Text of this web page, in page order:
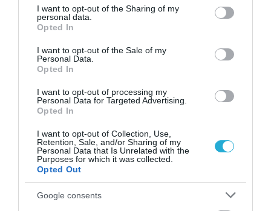
not limited to your visit or usage behaviour. You may click to
grant or deny consent to Google and its third-party tags to
use your data for below specified purposes in below Google
consent section.
I want to opt-out of the Sharing of my
personal data.
Opted In
I want to opt-out of the Sale of my
Personal Data.
Opted In
I want to opt-out of processing my
Personal Data for Targeted Advertising.
Opted In
I want to opt-out of Collection, Use,
Retention, Sale, and/or Sharing of my
Personal Data that Is Unrelated with the
Purposes for which it was collected.
Opted Out
Google consents
Το τρόφιμο που θωρακίζει «αθόρυβα»
τα οστά σε κάθε ηλικία… δεν είναι το
γάλα!